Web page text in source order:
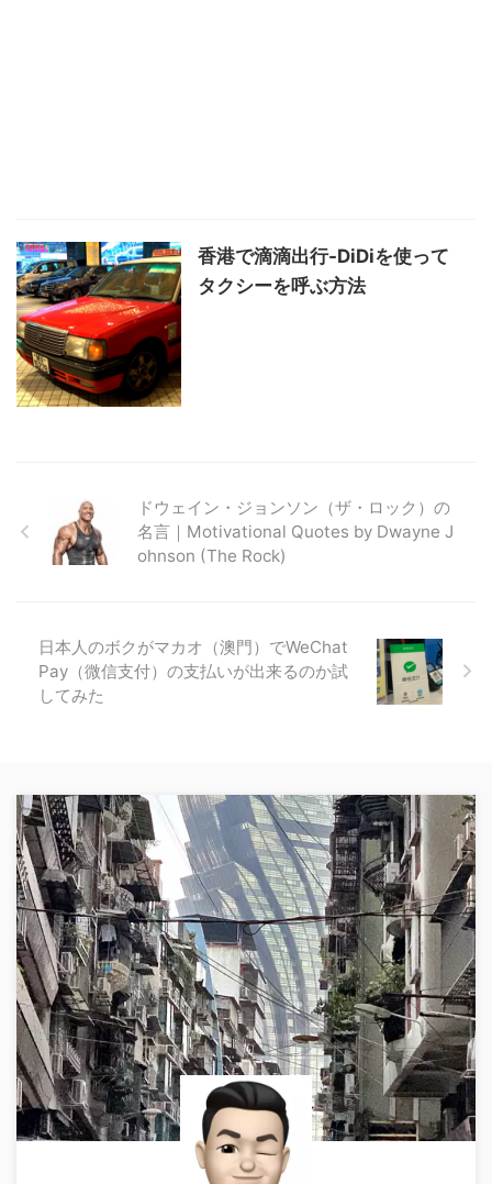
香港で滴滴出行-DiDiを使って
タクシーを呼ぶ方法
ドウェイン・ジョンソン（ザ・ロック）の
名言｜Motivational Quotes by Dwayne J
ohnson (The Rock)
日本人のボクがマカオ（澳門）でWeChat
Pay（微信支付）の支払いが出来るのか試
してみた